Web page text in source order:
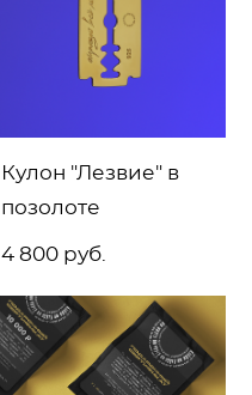
Кулон "Лезвие" в
позолоте
4 800 pуб.